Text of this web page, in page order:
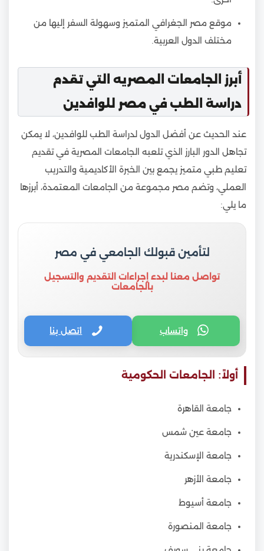
موقع مصر الجغرافي المتميز وسهولة السفر إليها من
مختلف الدول العربية.
أبرز الجامعات المصريه التي تقدم
دراسة الطب في مصر للوافدين
عند الحديث عن أفضل الدول لدراسة الطب للوافدين، لا يمكن
تجاهل الدور البارز الذي تلعبه الجامعات المصرية في تقديم
تعليم طبي متميز يجمع بين الخبرة الأكاديمية والتدريب
العملي، وتضم مصر مجموعة من الجامعات المعتمدة، أبرزها
ما يلي:
لتأمين قبولك الجامعي في مصر
تواصل معنا لبدء إجراءات التقديم والتسجيل
بالجامعات
واتساب اتصل بنا
أولاً: الجامعات الحكومية
جامعة القاهرة
جامعة عين شمس
جامعة الإسكندرية
جامعة الأزهر
جامعة أسيوط
جامعة المنصورة